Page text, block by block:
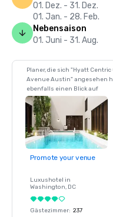
01. Dez. - 31. Dez.
01. Jan. - 28. Feb.
Nebensaison
01. Juni - 31. Aug.
Planer, die sich "Hyatt Centric
Avenue Austin" angesehen
ebenfalls einen Blick auf
Promote your venue
Luxushotel in
Washington, DC
Gästezimmer: 237